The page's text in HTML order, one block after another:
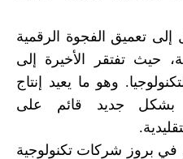
إلى تعميق الفجوة الرقمية
حيث تفتقر الأخيرة إلى
وهو ما يعيد إنتاج
بشكل جديد قائم على
في بروز شركات تكنولوجية